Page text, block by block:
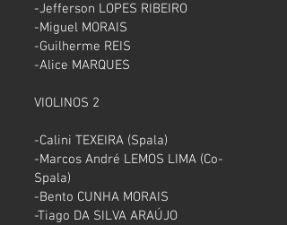
-Jefferson LOPES RIBEIRO
-Miguel MORAIS
-Guilherme REIS
-Alice MARQUES
VIOLINOS 2
-Calini TEXEIRA (Spala)
-Marcos André LEMOS LIMA (Co-
Spala)
-Bento CUNHA MORAIS
-Tiago DA SILVA ARAÚJO